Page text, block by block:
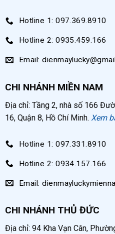
Hotline 1: 097.369.8910
Hotline 2: 0935.459.166
Email:
CHI NHÁNH MIỀN NAM
Địa chỉ: Tầng 2, nhà số 166
16, Quận 8, Hồ Chí Minh. Xem
Hotline 1: 097.331.8910
Hotline 2: 0934.157.166
Email:
CHI NHÁNH THỦ ĐỨC
Địa chỉ: 94 Kha Vạn Cân,